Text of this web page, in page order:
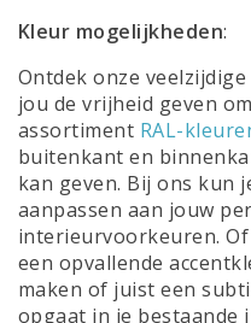
Kleur mogelijkheden:
Ontdek onze
jou de vrijheid geven
assortiment RAL-
buitenkant en
kan geven. Bij ons kun
aanpassen aan jouw
interieurvoorkeuren.
een opvallende
maken of juist een
opgaat in je bestaande